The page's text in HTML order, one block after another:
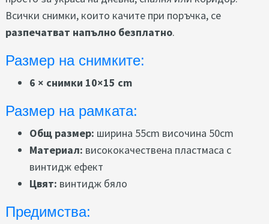
Всички снимки, които качите при поръчка, се
разпечатват напълно безплатно.
Размер на снимките:
6 × снимки 10×15 cm
Размер на рамката:
Общ размер: ширина 55cm височина 50cm
Материал: висококачествена пластмаса с
винтидж ефект
Цвят: винтидж бяло
Предимства: